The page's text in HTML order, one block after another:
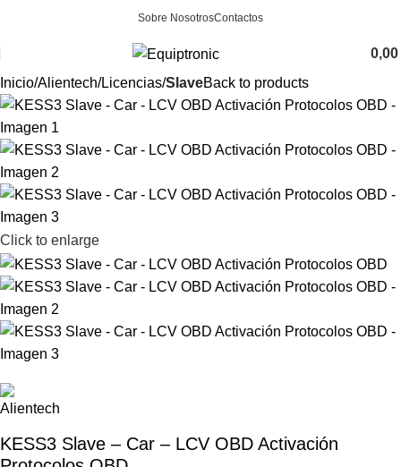
Sobre NosotrosContactos
0,00
Inicio Alientech Licencias SlaveBack to products
Click to enlarge
KESS3 Slave – Car – LCV OBD Activación